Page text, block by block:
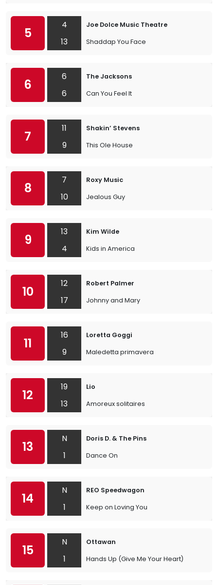
5
4
13
Joe Dolce Music Theatre
Shaddap You Face
6
6
6
The Jacksons
Can You Feel It
7
11
9
Shakin’ Stevens
This Ole House
8
7
10
Roxy Music
Jealous Guy
9
13
4
Kim Wilde
Kids in America
10
12
17
Robert Palmer
Johnny and Mary
11
16
9
Loretta Goggi
Maledetta primavera
12
19
13
Lio
Amoreux solitaires
13
N
1
Doris D. & The Pins
Dance On
14
N
1
REO Speedwagon
Keep on Loving You
15
N
1
Ottawan
Hands Up (Give Me Your Heart)